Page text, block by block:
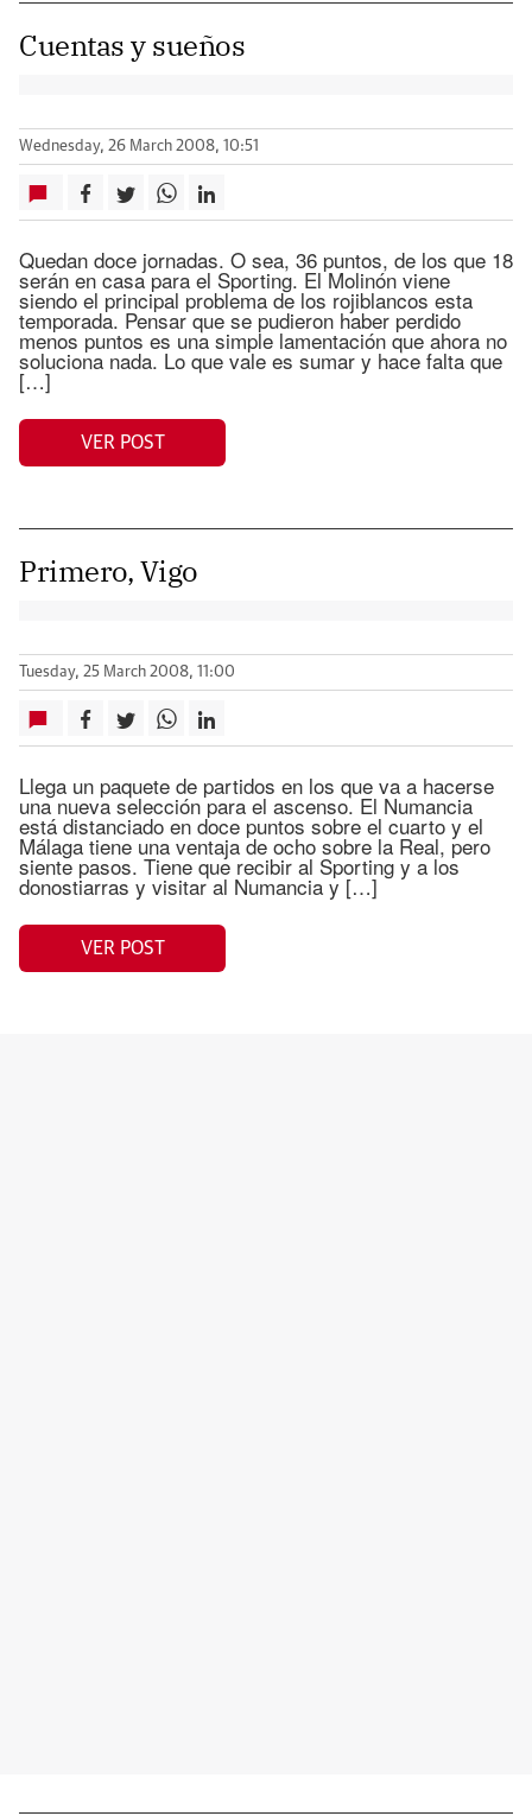
Cuentas y sueños
Wednesday, 26 March 2008, 10:51
Quedan doce jornadas. O sea, 36 puntos, de los que 18
serán en casa para el Sporting. El Molinón viene
siendo el principal problema de los rojiblancos esta
temporada. Pensar que se pudieron haber perdido
menos puntos es una simple lamentación que ahora no
soluciona nada. Lo que vale es sumar y hace falta que
[…]
VER POST
Primero, Vigo
Tuesday, 25 March 2008, 11:00
Llega un paquete de partidos en los que va a hacerse
una nueva selección para el ascenso. El Numancia
está distanciado en doce puntos sobre el cuarto y el
Málaga tiene una ventaja de ocho sobre la Real, pero
siente pasos. Tiene que recibir al Sporting y a los
donostiarras y visitar al Numancia y […]
VER POST